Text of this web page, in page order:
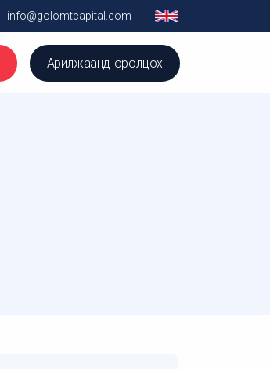
info@golomtcapital.com
Арилжаанд оролцох